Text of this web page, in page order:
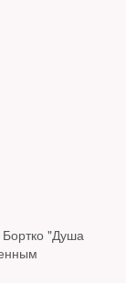
"Душа